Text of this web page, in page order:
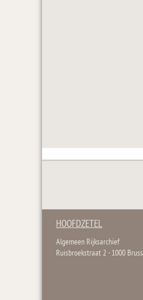
HOOFDZETEL
Algemeen Rijksarchief
Ruisbroekstraat 2 - 1000